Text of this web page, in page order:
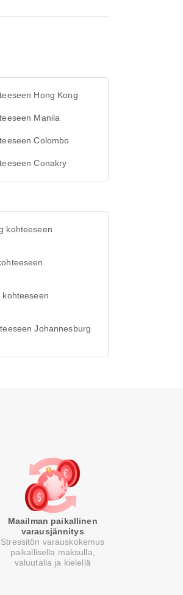
Hong Kong
Manila
Colombo
Conakry
kohteeseen
kohteeseen
Johannesburg
Maailman paikallinen
varausjännitys
Stressitön varauskokemus
paikallisella maksulla,
valuutalla ja kielellä